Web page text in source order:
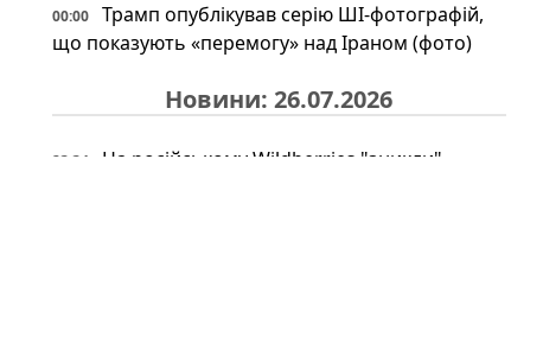
00:00
Трамп опублікував серію ШІ-фотографій,
що показують «перемогу» над Іраном (фото)
Новини: 26.07.2026
23:34
На російському Wildberries "зникли"